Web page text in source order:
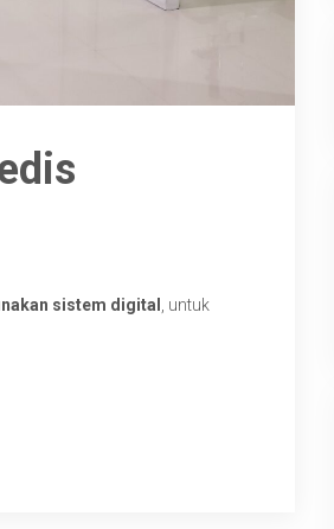
sistem digital
, untuk